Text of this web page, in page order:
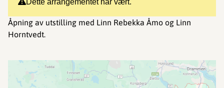
Dette arrangementet har vært.
Åpning av utstilling med Linn Rebekka Åmo og Linn
Horntvedt.